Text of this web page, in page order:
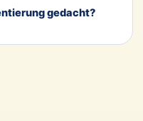
gedacht?